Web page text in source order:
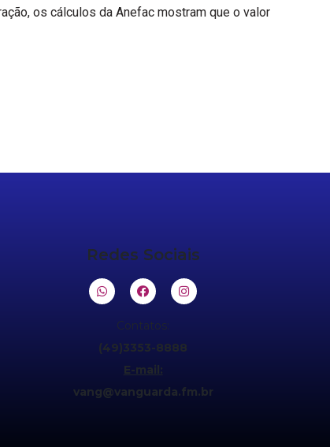
os cálculos da Anefac mostram que o valor
Redes Sociais
Contatos:
(49)3353-8888
E-mail:
vang@vanguarda.fm.br